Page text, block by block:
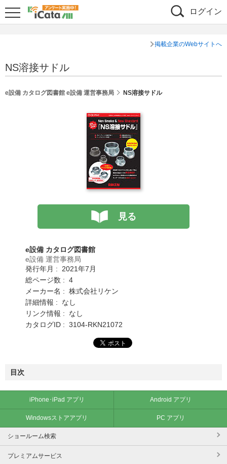
ログイン
掲載企業のWebサイトへ
NS溶接サドル
e設備 カタログ図書館 e設備 運営事務局 NS溶接サドル
見る
e設備 カタログ図書館
e設備 運営事務局
発行年月 : 2021年7月
総ページ数 : 4
メーカー名 : 株式会社リケン
詳細情報 : なし
リンク情報 : なし
カタログID : 3104-RKN21072
目次
iPhone･iPad アプリ Android アプリ
Windowsストアアプリ PC アプリ
ショールーム検索
プレミアムサービス